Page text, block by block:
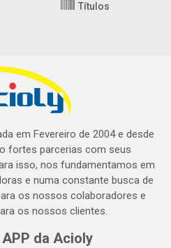
Títulos
em Fevereiro de 2004 e desde
fortes parcerias com seus
isso, nos fundamentamos em
e numa constante busca de
os nossos colaboradores e
os nossos clientes.
da Acioly